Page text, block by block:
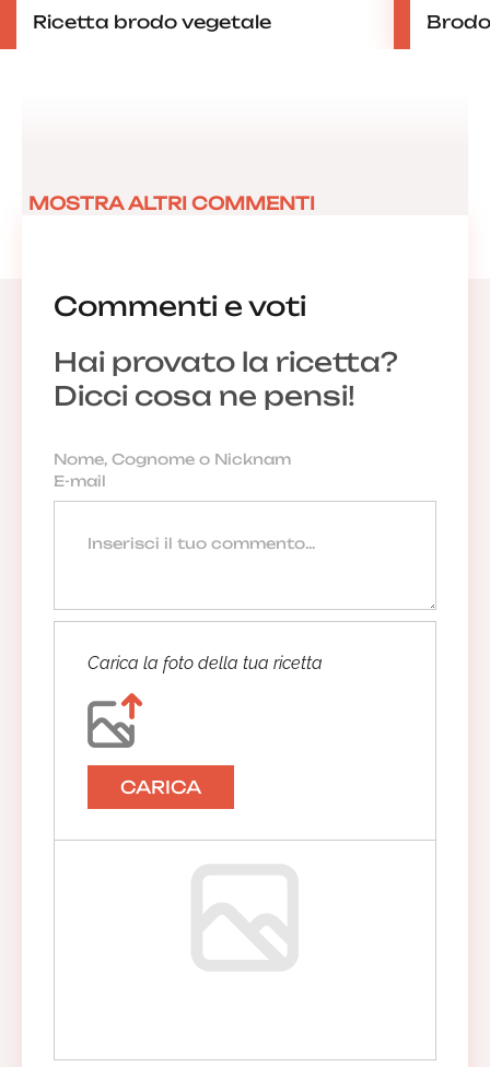
Ricetta brodo vegetale
Commenti e voti
Hai provato la ricetta?
Dicci cosa ne pensi!
Carica la foto della tua ricetta
CARICA
MOSTRA ALTRI COMMENTI